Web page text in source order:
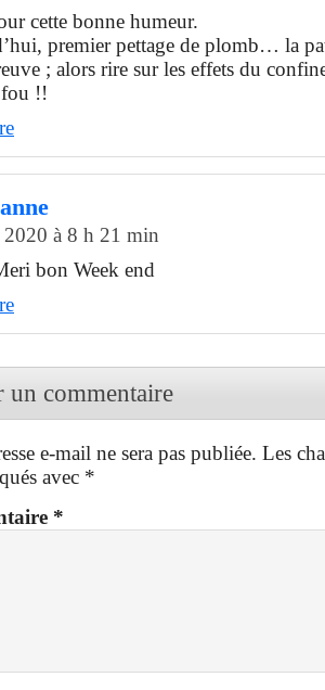
cette bonne humeur.
premier pettage de plomb… la
; alors rire sur les effets du
!!
2020 à 8 h 21 min
bon Week end
un commentaire
e-mail ne sera pas publiée. Les
avec *
*